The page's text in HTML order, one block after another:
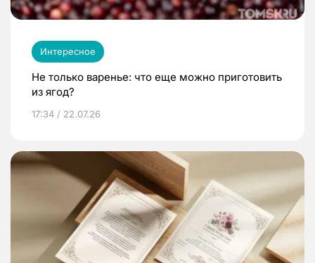
Интересное
Не только варенье: что еще можно приготовить
из ягод?
17:34 / 22.07.26